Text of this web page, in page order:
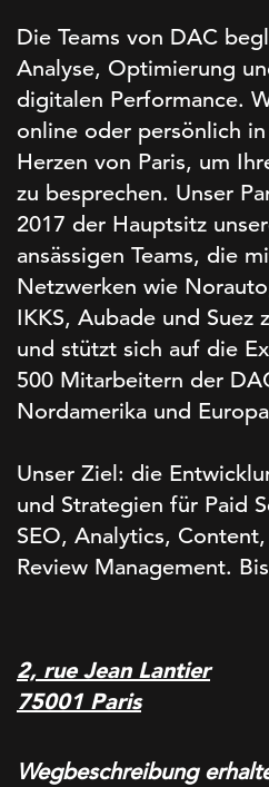
2, rue Jean Lantier
75001 Paris
Wegbeschreibung
Die Teams von DAC
Analyse, Optimierung
digitalen Performance.
online oder persönlich
Herzen von Paris, um
zu besprechen. Unser
2017 der Hauptsitz
ansässigen Teams, die
Netzwerken wie
IKKS, Aubade und Suez
und stützt sich auf die
500 Mitarbeitern der
Nordamerika und
Unser Ziel: die
und Strategien für Paid
SEO, Analytics,
Review Management.